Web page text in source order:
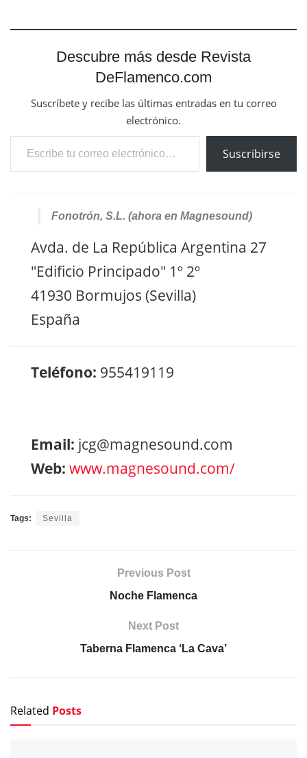
Descubre más desde Revista
DeFlamenco.com
Suscríbete y recibe las últimas entradas en tu correo
electrónico.
Escribe tu correo electrónico…
Suscribirse
Fonotrón, S.L. (ahora en Magnesound)
Avda. de La República Argentina 27
"Edificio Principado" 1º 2º
41930 Bormujos (Sevilla)
España
Teléfono: 955419119
Email: jcg@magnesound.com
Web: www.magnesound.com/
Tags: Sevilla
Previous Post
Noche Flamenca
Next Post
Taberna Flamenca ‘La Cava’
Related Posts